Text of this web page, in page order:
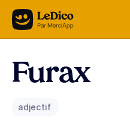
Aller au contenu
Furax
adjectif